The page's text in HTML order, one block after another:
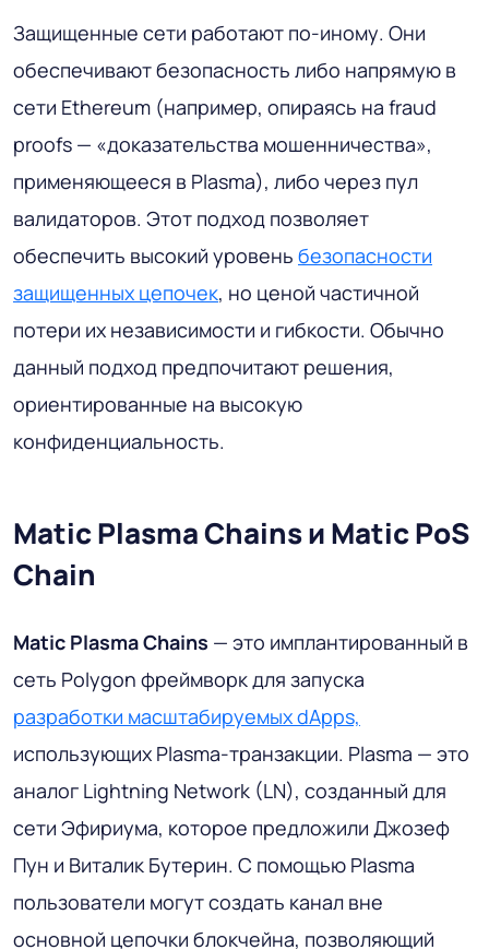
Защищенные сети работают по-иному. Они
обеспечивают безопасность либо напрямую в
сети Ethereum (например, опираясь на fraud
proofs — «доказательства мошенничества»,
применяющееся в Plasma), либо через пул
валидаторов. Этот подход позволяет
обеспечить высокий уровень безопасности
защищенных цепочек, но ценой частичной
потери их независимости и гибкости. Обычно
данный подход предпочитают решения,
ориентированные на высокую
конфиденциальность.
Matic Plasma Chains и Matic PoS
Chain
Matic Plasma Chains — это имплантированный в
сеть Polygon фреймворк для запуска
разработки масштабируемых dApps,
использующих Plasma-транзакции. Plasma — это
аналог Lightning Network (LN), созданный для
сети Эфириума, которое предложили Джозеф
Пун и Виталик Бутерин. С помощью Plasma
пользователи могут создать канал вне
основной цепочки блокчейна, позволяющий